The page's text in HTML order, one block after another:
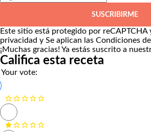
SUSCRIBIRME
Este sitio está protegido por reCAPTCHA
privacidad y Se aplican las Condiciones
¡Muchas gracias! Ya estás suscrito a
Califica esta receta
Your vote: